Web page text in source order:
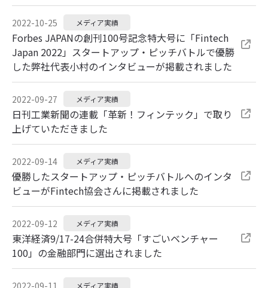
2022-10-25 メディア実績
Forbes JAPANの創刊100号記念特大号に「Fintech
Japan 2022」スタートアップ・ピッチバトルで優勝
した弊社代表小村のインタビューが掲載されました
2022-09-27 メディア実績
日刊工業新聞の連載「革新！フィンテック」で取り
上げていただきました
2022-09-14 メディア実績
優勝したスタートアップ・ピッチバトルへのインタ
ビューがFintech協会さんに掲載されました
2022-09-12 メディア実績
東洋経済9/17-24合併特大号「すごいベンチャー
100」の金融部門に選出されました
2022-09-11 メディア実績